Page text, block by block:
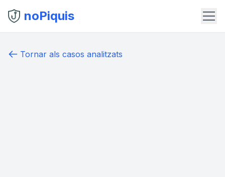
noPiquis
Tornar als casos analitzats